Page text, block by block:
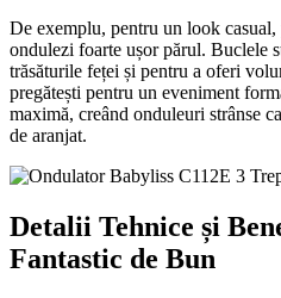
De exemplu, pentru un look
ondulezi foarte ușor părul. Buclele
trăsăturile feței și pentru a oferi
pregătești pentru un eveniment
maximă, creând onduleuri strânse
de aranjat.
Detalii Tehnice și
Fantastic de Bun